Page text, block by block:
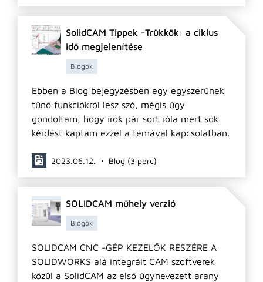
SolidCAM Tippek -Trükkök: a ciklus
idő megjelenítése
Blogok
Ebben a Blog bejegyzésben egy egyszerűnek
tűnő funkciókról lesz szó, mégis úgy
gondoltam, hogy írok pár sort róla mert sok
kérdést kaptam ezzel a témával kapcsolatban.
2023.06.12. ・ Blog (3 perc)
SOLIDCAM műhely verzió
Blogok
SOLIDCAM CNC -GÉP KEZELŐK RÉSZÉRE A
SOLIDWORKS alá integrált CAM szoftverek
közül a SolidCAM az első úgynevezett arany